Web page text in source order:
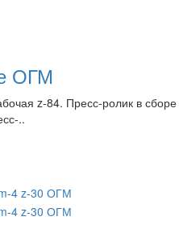
ОГМ
z-84. Пресс-ролик в сборе
..